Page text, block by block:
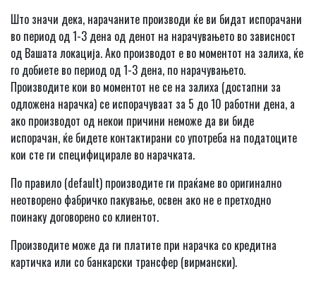
Што значи дека, нарачаните производи ќе ви бидат испорачани
во период од 1-3 дена од денот на нарачувањето во зависност
од Вашата локација. Ако производот е во моментот на залиха, ќе
го добиете во период од 1-3 дена, по нарачувањето.
Производите кои во моментот не се на залиха (достапни за
одложена нарачка) се испорачуваат за 5 до 10 работни дена, а
ако производот од некои причини неможе да ви биде
испорачан, ќе бидете контактирани со употреба на податоците
кои сте ги специфицирале во нарачката.
По правило (default) производите ги праќаме во оригинално
неотворено фабричко пакување, освен ако не е претходно
поинаку договорено со клиентот.
Производите може да ги платите при нарачка со кредитна
картичка или со банкарски трансфер (вирмански).